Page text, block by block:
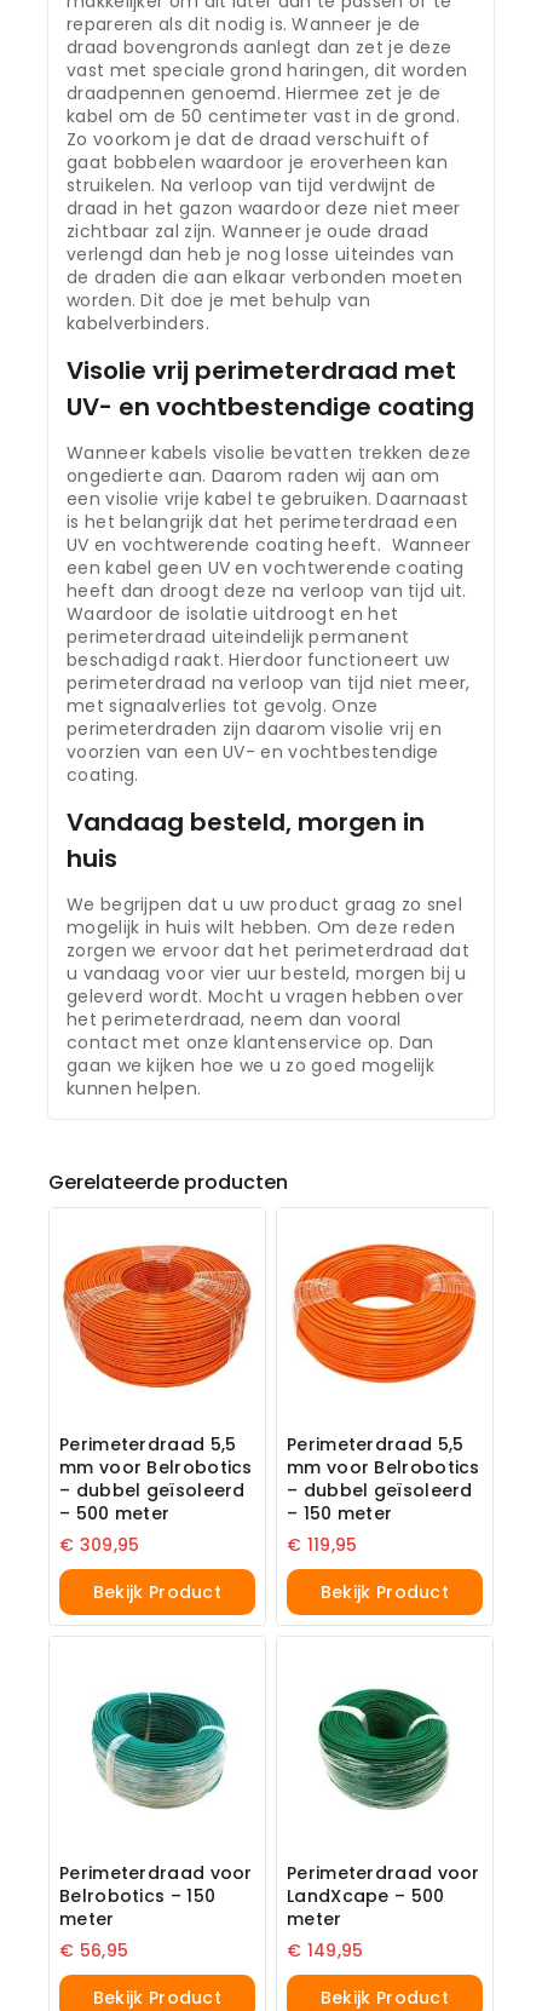
repareren als dit nodig is. Wanneer je de
draad bovengronds aanlegt dan zet je deze
vast met speciale grond haringen, dit worden
draadpennen genoemd. Hiermee zet je de
kabel om de 50 centimeter vast in de grond.
Zo voorkom je dat de draad verschuift of
gaat bobbelen waardoor je eroverheen kan
struikelen. Na verloop van tijd verdwijnt de
draad in het gazon waardoor deze niet meer
zichtbaar zal zijn. Wanneer je oude draad
verlengd dan heb je nog losse uiteindes van
de draden die aan elkaar verbonden moeten
worden. Dit doe je met behulp van
kabelverbinders.
Visolie vrij perimeterdraad met
UV- en vochtbestendige coating
Wanneer kabels visolie bevatten trekken deze
ongedierte aan. Daarom raden wij aan om
een visolie vrije kabel te gebruiken. Daarnaast
is het belangrijk dat het perimeterdraad een
UV en vochtwerende coating heeft. Wanneer
een kabel geen UV en vochtwerende coating
heeft dan droogt deze na verloop van tijd uit.
Waardoor de isolatie uitdroogt en het
perimeterdraad uiteindelijk permanent
beschadigd raakt. Hierdoor functioneert uw
perimeterdraad na verloop van tijd niet meer,
met signaalverlies tot gevolg. Onze
perimeterdraden zijn daarom visolie vrij en
voorzien van een UV- en vochtbestendige
coating.
Vandaag besteld, morgen in
huis
We begrijpen dat u uw product graag zo snel
mogelijk in huis wilt hebben. Om deze reden
zorgen we ervoor dat het perimeterdraad dat
u vandaag voor vier uur besteld, morgen bij u
geleverd wordt. Mocht u vragen hebben over
het perimeterdraad, neem dan vooral
contact met onze klantenservice op. Dan
gaan we kijken hoe we u zo goed mogelijk
kunnen helpen.
Gerelateerde producten
Perimeterdraad 5,5
mm voor Belrobotics
– dubbel geïsoleerd
– 500 meter
€ 309,95
Bekijk Product
Perimeterdraad 5,5
mm voor Belrobotics
– dubbel geïsoleerd
– 150 meter
€ 119,95
Bekijk Product
Perimeterdraad voor
Belrobotics – 150
meter
€ 56,95
Bekijk Product
Perimeterdraad voor
LandXcape – 500
meter
€ 149,95
Bekijk Product